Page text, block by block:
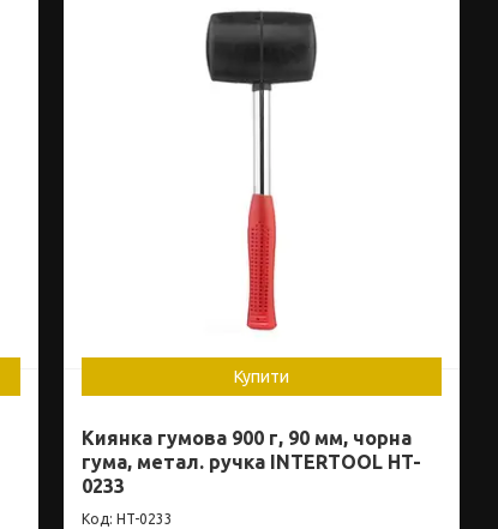
Купити
Киянка гумова 900 г, 90 мм, чорна
гума, метал. ручка INTERTOOL HT-
0233
HT-0233